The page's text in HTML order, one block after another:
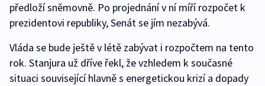
předloží sněmovně. Po projednání v ní míří rozpočet k
prezidentovi republiky, Senát se jím nezabývá.
Vláda se bude ještě v létě zabývat i rozpočtem na tento
rok. Stanjura už dříve řekl, že vzhledem k současné
situaci související hlavně s energetickou krizí a dopady